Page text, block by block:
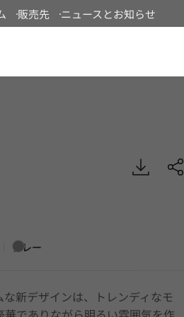
販売先 ニュースとお知らせ
グレー
新デザインは、トレンディなモ